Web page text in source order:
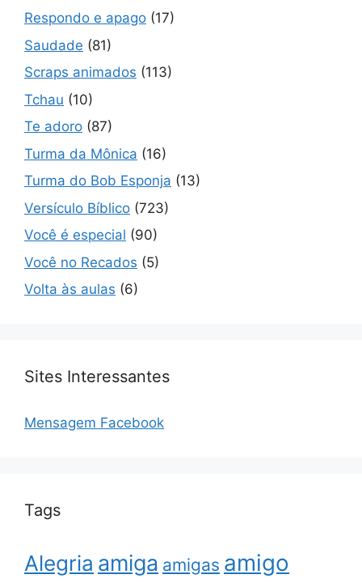
Respondo e apago (17)
Saudade (81)
Scraps animados (113)
Tchau (10)
Te adoro (87)
Turma da Mônica (16)
Turma do Bob Esponja (13)
Versículo Bíblico (723)
Você é especial (90)
Você no Recados (5)
Volta às aulas (6)
Sites Interessantes
Mensagem Facebook
Tags
Alegria amiga amigas amigo